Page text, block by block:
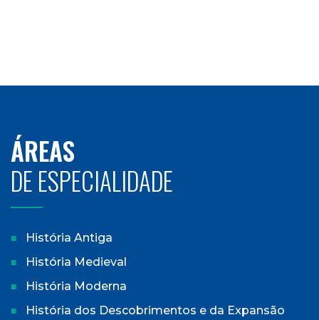
ÁREAS
DE ESPECIALIDADE
História Antiga
História Medieval
História Moderna
História dos Descobrimentos e da Expansão